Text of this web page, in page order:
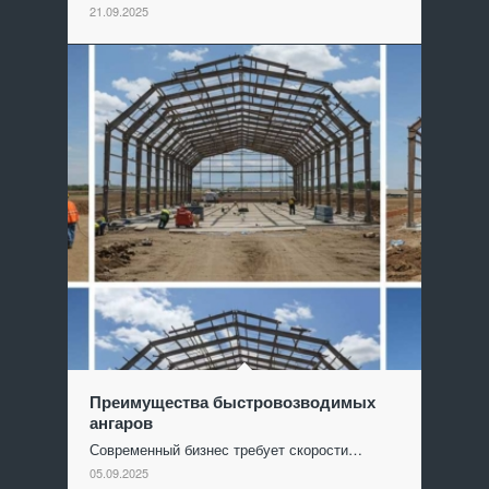
21.09.2025
Преимущества быстровозводимых
ангаров
Современный бизнес требует скорости…
05.09.2025